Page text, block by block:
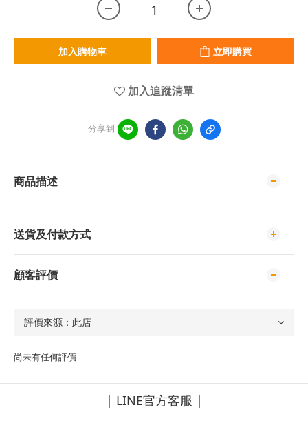
加入購物車 立即購買
加入追蹤清單
分享到
商品描述
送貨及付款方式
顧客評價
尚未有任何評價
| LINE官方客服 |